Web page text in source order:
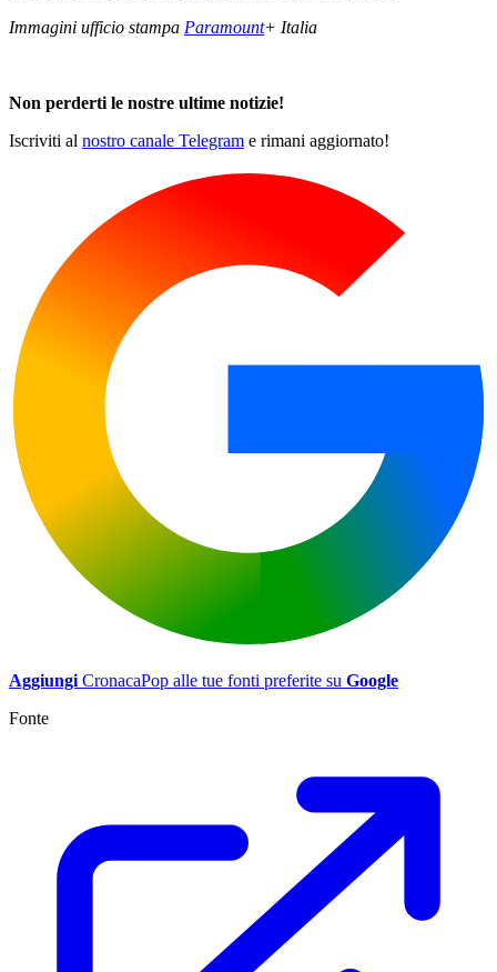
Immagini ufficio stampa Paramount+ Italia
Non perderti le nostre ultime notizie!
Iscriviti al nostro canale Telegram e rimani aggiornato!
Aggiungi CronacaPop alle tue fonti preferite su Google
Fonte